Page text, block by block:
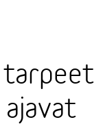
tarpeet